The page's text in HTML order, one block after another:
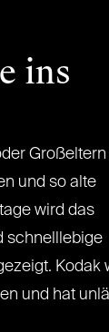
ins
und so alte
wird das
schnelllebige
Kodak
und hat